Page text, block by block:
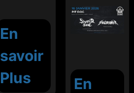
En
savoir
Plus
En